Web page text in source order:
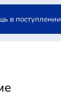
в поступлении